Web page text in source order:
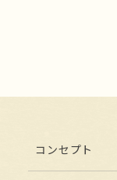
コンセプト